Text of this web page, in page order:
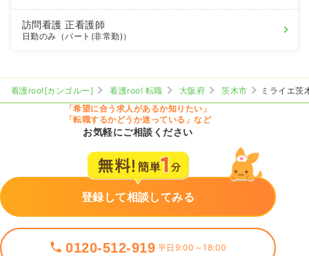
訪問看護正看護師
日勤のみ（パート(非常勤)）
看護roo![カンゴルー] 看護roo! 転職 大阪府 茨木市
ミライエ茨
「希望に合う求人があるか知りたい」
「転職するかどうか迷っている」など
お気軽にご相談ください
登録して相談してみる
0120-512-919 平日9:00～18:00